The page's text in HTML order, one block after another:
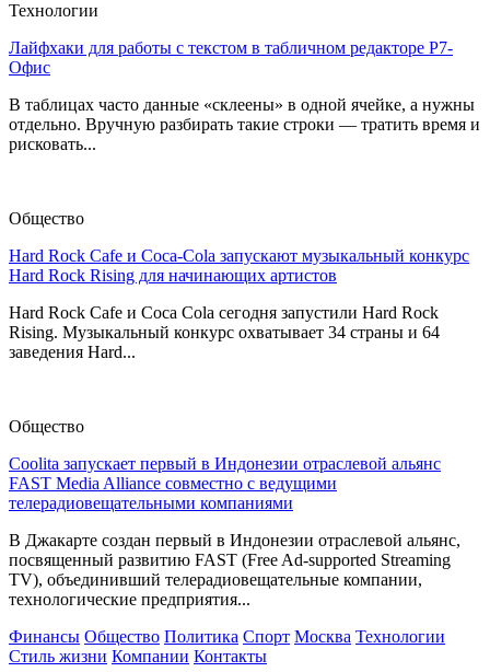
Технологии
Лайфхаки для работы с текстом в табличном редакторе Р7-
Офис
В таблицах часто данные «склеены» в одной ячейке, а нужны
отдельно. Вручную разбирать такие строки — тратить время и
рисковать...
Общество
Hard Rock Cafe и Coca-Cola запускают музыкальный конкурс
Hard Rock Rising для начинающих артистов
Hard Rock Cafe и Coca Cola сегодня запустили Hard Rock
Rising. Музыкальный конкурс охватывает 34 страны и 64
заведения Hard...
Общество
Coolita запускает первый в Индонезии отраслевой альянс
FAST Media Alliance совместно с ведущими
телерадиовещательными компаниями
В Джакарте создан первый в Индонезии отраслевой альянс,
посвященный развитию FAST (Free Ad-supported Streaming
TV), объединивший телерадиовещательные компании,
технологические предприятия...
Финансы Общество Политика Спорт Москва Технологии
Стиль жизни Компании Контакты